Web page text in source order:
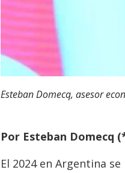
Esteban Domecq, asesor
Por Esteban Domecq
El 2024 en Argentina